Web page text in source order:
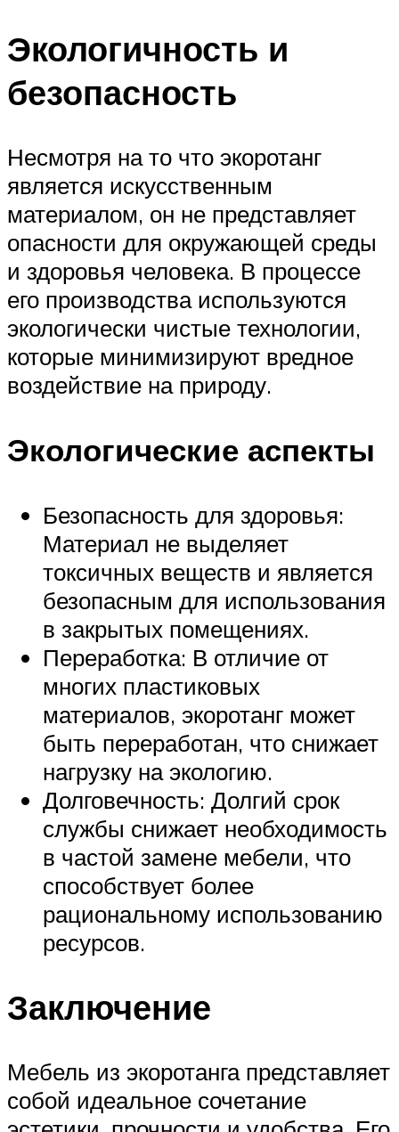
Экологичность и
безопасность
Несмотря на то что экоротанг
является искусственным
материалом, он не представляет
опасности для окружающей среды
и здоровья человека. В процессе
его производства используются
экологически чистые технологии,
которые минимизируют вредное
воздействие на природу.
Экологические аспекты
Безопасность для здоровья:
Материал не выделяет
токсичных веществ и является
безопасным для использования
в закрытых помещениях.
Переработка: В отличие от
многих пластиковых
материалов, экоротанг может
быть переработан, что снижает
нагрузку на экологию.
Долговечность: Долгий срок
службы снижает необходимость
в частой замене мебели, что
способствует более
рациональному использованию
ресурсов.
Заключение
Мебель из экоротанга представляет
собой идеальное сочетание